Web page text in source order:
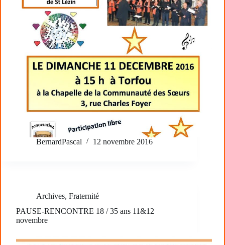
BernardPascal 12 novembre 2016
Archives, Fraternité
PAUSE-RENCONTRE 18 / 35 ans 11&12
novembre